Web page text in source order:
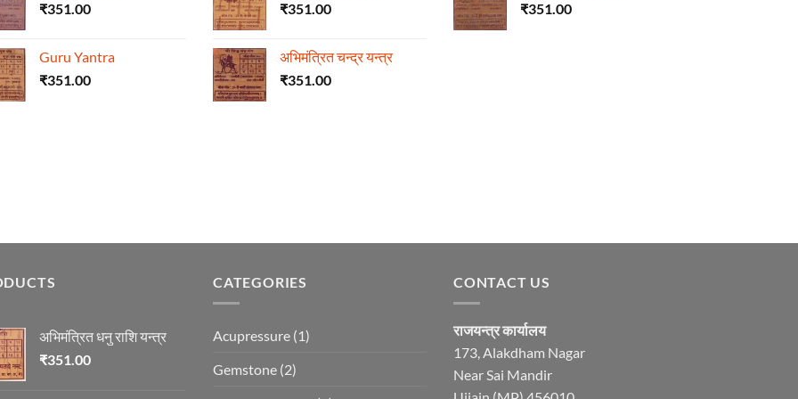
₹351.00
Guru Yantra
₹351.00
₹351.00
अभिमंत्रित चन्द्र यन्त्र
₹351.00
₹351.00
अभिमंत्रित धनु राशि यन्त्र
₹351.00
CATEGORIES
Acupressure (1)
Gemstone (2)
CONTACT US
राजयन्त्र कार्यालय
173, Alakdham Nagar
Near Sai Mandir